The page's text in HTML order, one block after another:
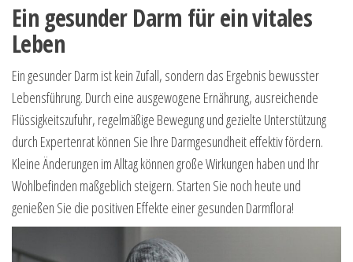
Ein gesunder Darm für ein vitales
Leben
Ein gesunder Darm ist kein Zufall, sondern das Ergebnis bewusster
Lebensführung. Durch eine ausgewogene Ernährung, ausreichende
Flüssigkeitszufuhr, regelmäßige Bewegung und gezielte Unterstützung
durch Expertenrat können Sie Ihre Darmgesundheit effektiv fördern.
Kleine Änderungen im Alltag können große Wirkungen haben und Ihr
Wohlbefinden maßgeblich steigern. Starten Sie noch heute und
genießen Sie die positiven Effekte einer gesunden Darmflora!